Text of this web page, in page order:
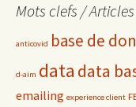
Mots clefs / Articles
anticovid base de
d-aim data data
emailing experience client